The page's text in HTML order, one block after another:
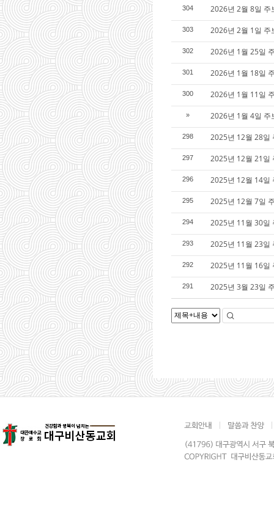
304 2026년 2월 8일 주
303 2026년 2월 1일 주
302 2026년 1월 25일
301 2026년 1월 18일
300 2026년 1월 11일
» 2026년 1월 4일 주
298 2025년 12월 28일
297 2025년 12월 21일
296 2025년 12월 14일
295 2025년 12월 7일
294 2025년 11월 30일
293 2025년 11월 23일
292 2025년 11월 16일
291 2025년 3월 23일